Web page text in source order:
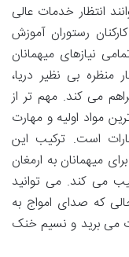
انتظار خدمات عالی
رستوران آموزش
نیازهای میهمانان
منظره بی نظیر دریا،
می کند. مهم تر از
مواد اولیه و مهارت
است. ترکیب این
میهمانان به ارمغان
می کند. می توانید
که صدای امواج به
می برید و نسیم خنک